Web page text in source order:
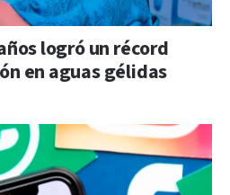
logró un récord
en aguas gélidas